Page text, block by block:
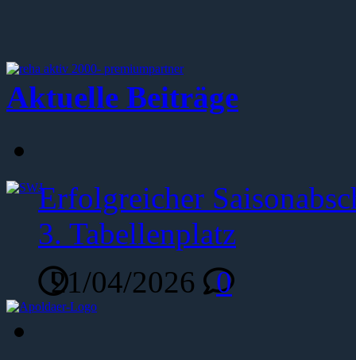
Aktuelle Beiträge
Erfolgreicher
3. Tabellenplatz
21/04/2026
0